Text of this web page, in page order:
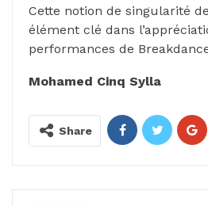
Cette notion de singularité
élément clé dans
performances de
Mohamed Cinq Sylla
Share